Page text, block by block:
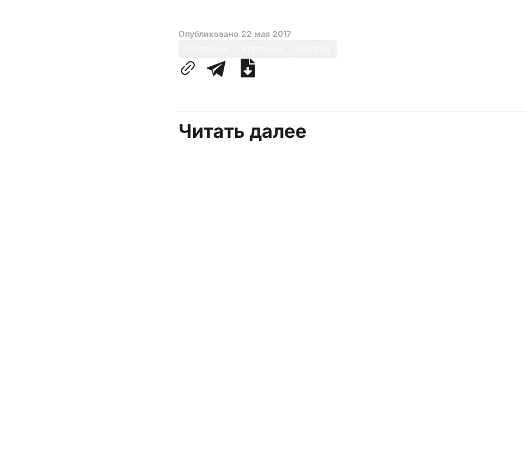
Опубликовано 22 мая 2017
Читать далее